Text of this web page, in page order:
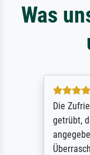
Was
Die
getrübt,